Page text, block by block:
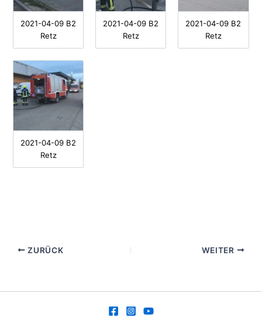
2021-04-09 B2
Retz
2021-04-09 B2
Retz
2021-04-09 B2
Retz
2021-04-09 B2
Retz
ZURÜCK WEITER